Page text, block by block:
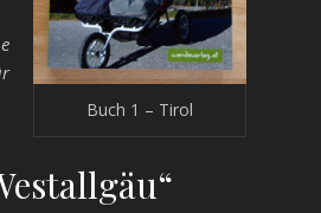
Buch 1 – Tirol